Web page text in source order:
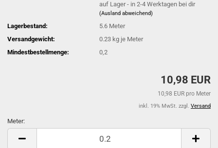
auf Lager - in 2-4 Werktagen bei dir
(Ausland abweichend)
Lagerbestand: 5.6 Meter
Versandgewicht:
0.23 kg je Meter
Mindestbestellmenge:
0,2
10,98 EUR
10,98 EUR pro Meter
inkl. 19% MwSt. zzgl. Versand
Meter:
Meter